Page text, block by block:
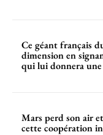
Ce géant français
dimension en
qui lui donnera une
Mars perd son air
cette coopération